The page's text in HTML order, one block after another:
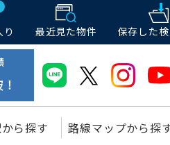
り 最近見た物件 保存した
ら探す 路線マップから探